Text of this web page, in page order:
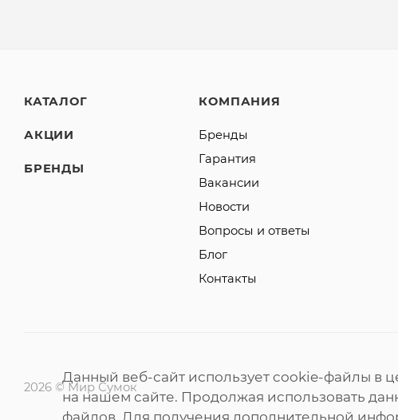
КАТАЛОГ
АКЦИИ
БРЕНДЫ
КОМПАНИЯ
Бренды
Гарантия
Вакансии
Новости
Вопросы и ответы
Блог
Контакты
2026 © Мир Сумок
Данный веб-сайт использует cookie-файлы в
на нашем сайте. Продолжая использовать
файлов. Для получения дополнительной